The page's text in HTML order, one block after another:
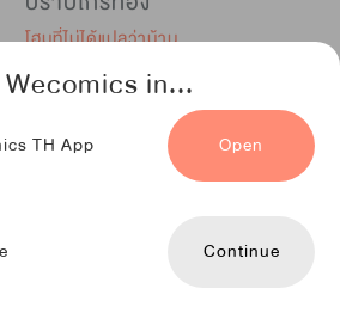
in...
TH App Open
Continue
โฮมที่ไม่ได้แปลว่าบ้าน
ชุลมุนเซียนวุ่นตกสวรรค์